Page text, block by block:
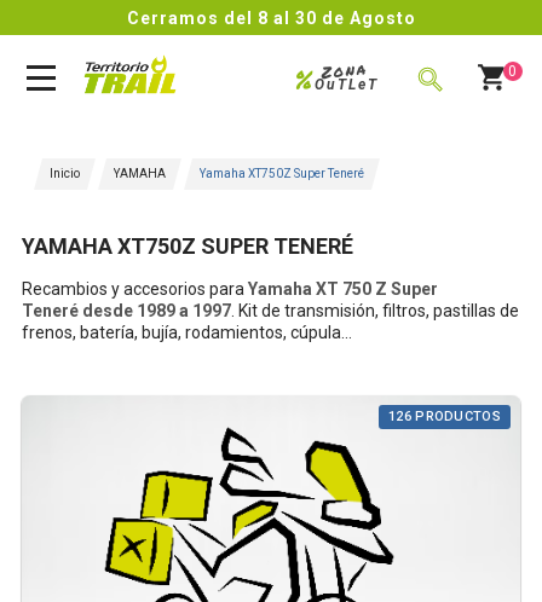
Cerramos del 8 al 30 de Agosto
Zona
%OuTLeT
0
Inicio YAMAHA Yamaha XT750Z Super Teneré
YAMAHA XT750Z SUPER TENERÉ
Recambios y accesorios para Yamaha XT 750 Z Super
Teneré desde 1989 a 1997 . Kit de transmisión, filtros, pastillas de
frenos, batería, bujía, rodamientos, cúpula...
126 PRODUCTOS